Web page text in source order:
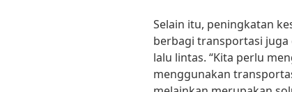
Selain itu, peningkatan
berbagi transportasi
lalu lintas. “Kita perlu
menggunakan